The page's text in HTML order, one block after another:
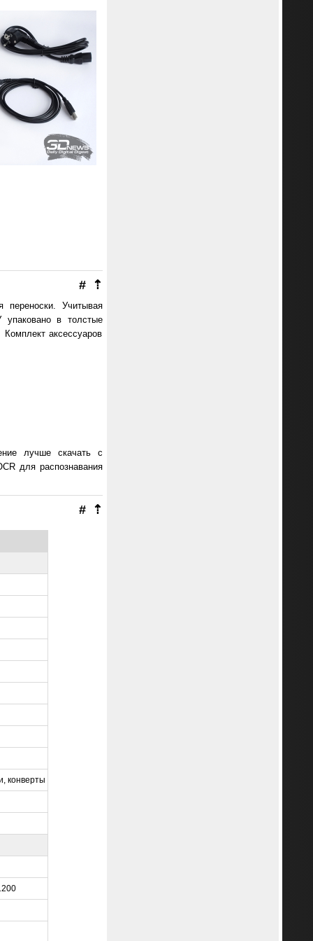
⇡
#
переноски. Учитывая
в толстые
Комплект аксессуаров
лучше скачать с
для распознавания
⇡
#
конверты